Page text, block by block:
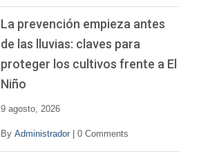
La prevención empieza antes
de las lluvias: claves para
proteger los cultivos frente a El
Niño
9 agosto, 2026
By Administrador 0 Comments